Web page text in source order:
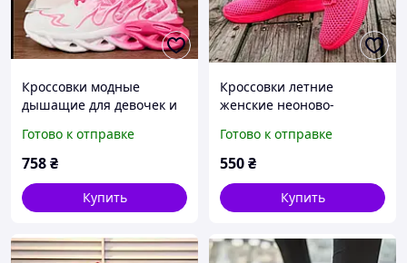
Кроссовки модные
дышащие для девочек и
см);39(25см)
Готово к отправке
758₴
Купить
Кроссовки летние
женские неоново-
Готово к отправке
550₴
Купить